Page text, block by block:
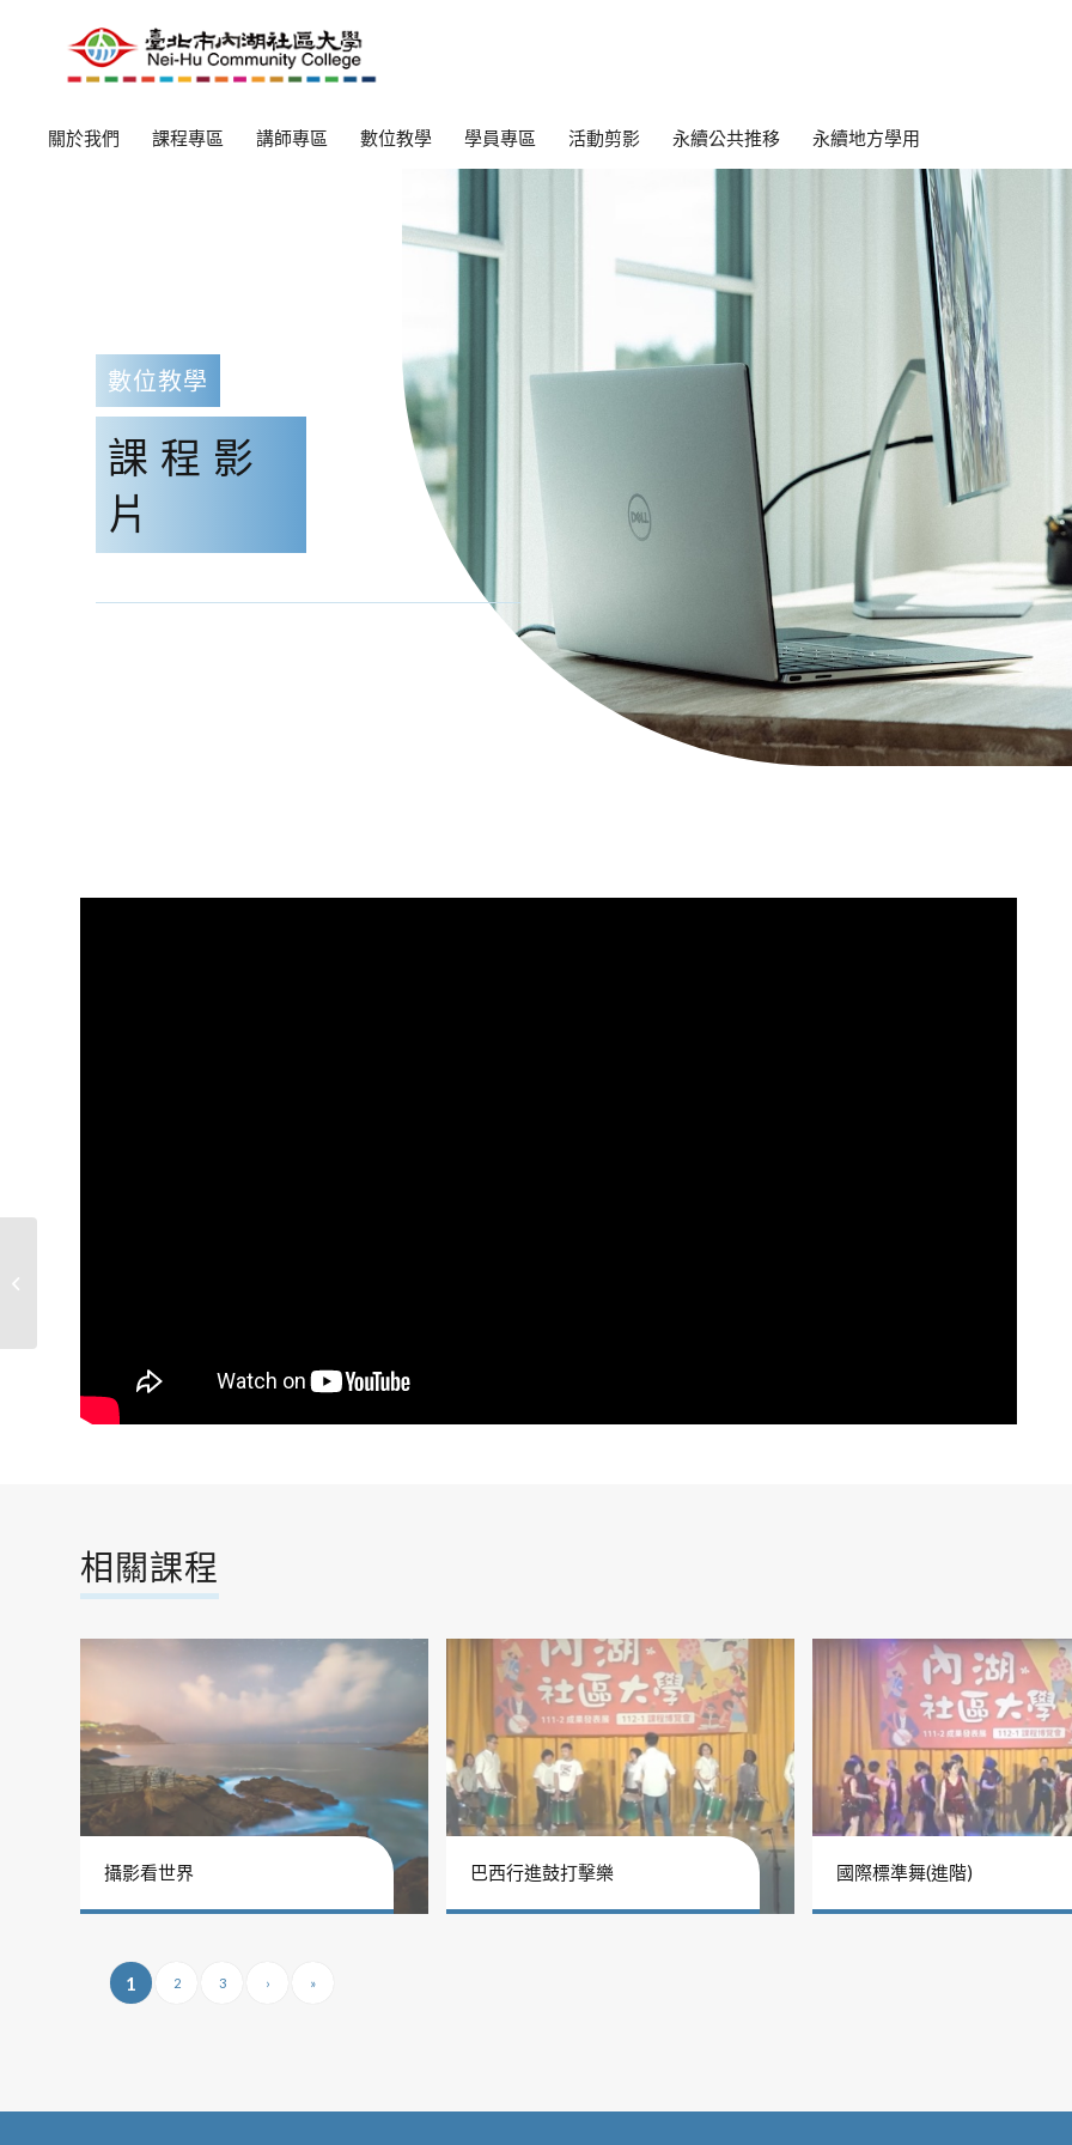
關於我們 課程專區 講師專區 數位教學 學員專區 活動剪影 永續公共推移 永續地方學用
數位教學
課程影
片
相關課程
攝影看世界 巴西行進鼓打擊樂 國際標準舞(進階)
1 2 3 › »